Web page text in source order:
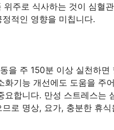
주로 식사하는 것이 심혈
적인 영향을 미칩니다.
을 주 150분 이상 실천하면
기능 개선에도 도움을 주
합니다. 만성 스트레스는
로 명상, 요가, 충분한 휴식